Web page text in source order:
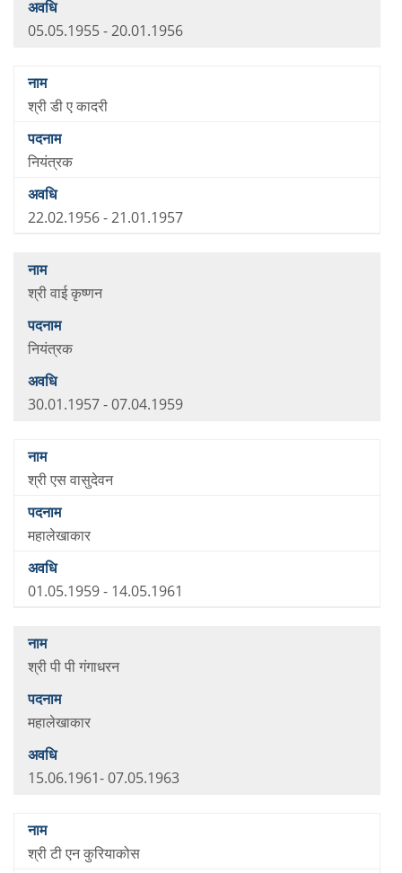
05.05.1955 - 20.01.1956
श्री डी ए कादरी
नियंत्रक
22.02.1956 - 21.01.1957
श्री वाई कृष्णन
नियंत्रक
30.01.1957 - 07.04.1959
श्री एस वासुदेवन
महालेखाकार
01.05.1959 - 14.05.1961
श्री पी पी गंगाधरन
महालेखाकार
15.06.1961- 07.05.1963
श्री टी एन कुरियाकोस